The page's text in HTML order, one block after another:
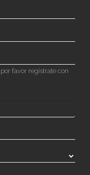
favor regístrate con